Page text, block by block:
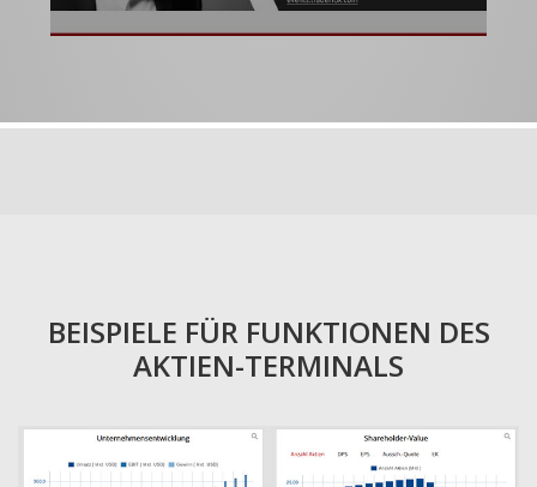
BEISPIELE FÜR FUNKTIONEN DES
AKTIEN-TERMINALS